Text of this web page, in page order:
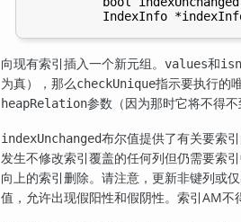
向现有索引插入一个新元组。 values和
为真），那么checkUnique指示要执行的
heapRelation参数（因为那时它将不得不
indexUnchanged布尔值提供了有关要索
发生不修改索引覆盖的任何列但仍需要索
向上的索引删除。请注意，更新非键列或
值，允许出现假阳性和假阴性。索引AM不